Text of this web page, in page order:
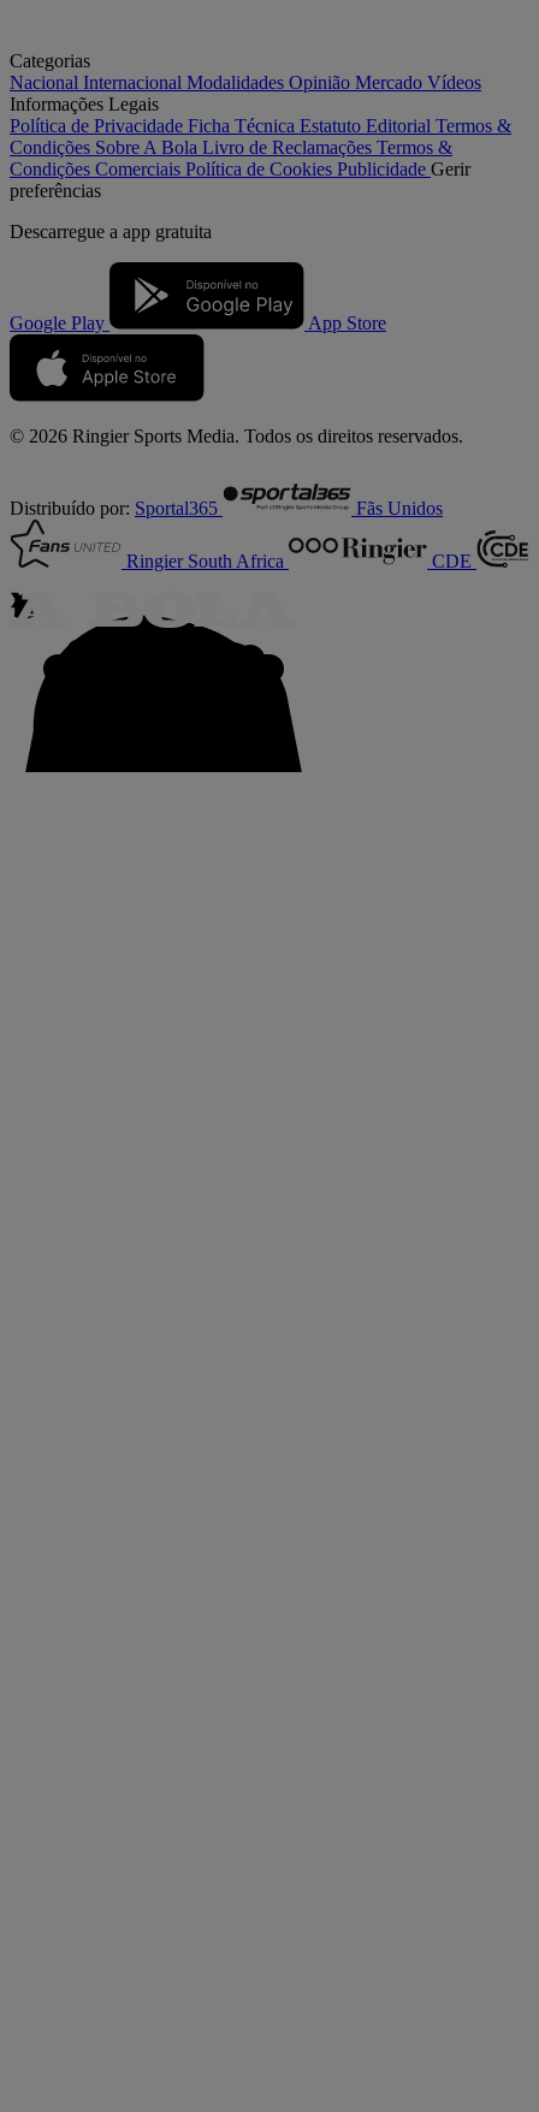
Categorias
Nacional Internacional Modalidades Opinião Mercado Vídeos
Informações Legais
Política de Privacidade Ficha Técnica Estatuto Editorial Termos &
Condições Sobre A Bola Livro de Reclamações Termos &
Condições Comerciais Política de Cookies Publicidade Gerir
preferências
Descarregue a app gratuita
Google Play App Store
© 2026 Ringier Sports Media. Todos os direitos reservados.
Distribuído por: Sportal365 Fãs Unidos
Ringier South Africa CDE